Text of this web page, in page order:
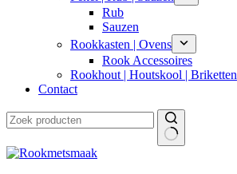
Rub
Sauzen
Rookkasten | Ovens
Rook Accessoires
Rookhout | Houtskool | Briketten
Contact